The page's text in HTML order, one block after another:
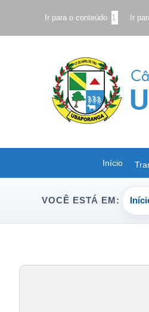
Ir para o conteúdo 1 Ir
Início
VOCÊ ESTÁ EM: